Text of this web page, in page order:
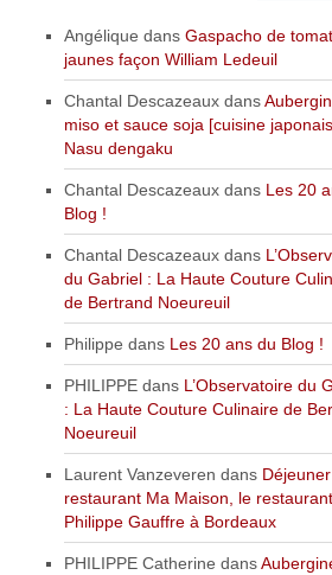
Angélique dansGaspacho de
jaunes façon William Ledeuil
Chantal Descazeaux dans
miso et sauce soja [cuisine
Nasu dengaku
Chantal Descazeaux dans Les 20
Blog !
Chantal Descazeaux dans
du Gabriel : La Haute Couture
de Bertrand Noeureuil
Philippe dans Les 20 ans du Blog !
PHILIPPE dans L’Observatoire du
: La Haute Couture Culinaire de
Noeureuil
Laurent Vanzeveren dans
restaurant Ma Maison, le
Philippe Gauffre à Bordeaux
PHILIPPE Catherine dans